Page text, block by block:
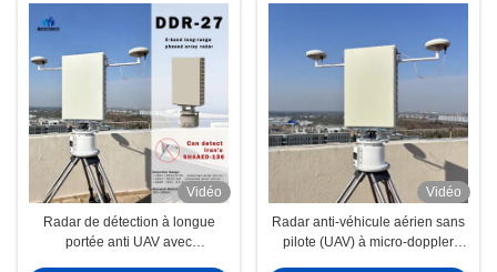
Vidéo
Radar de détection à longue
portée anti UAV avec
Vidéo
Radar anti-véhicule aérien sans
pilote (UAV) à micro-doppler